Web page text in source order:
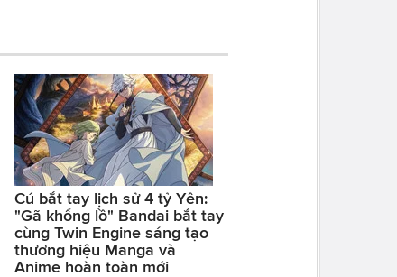
Cú bắt tay lịch sử 4 tỷ Yên:
"Gã khổng lồ" Bandai bắt tay
cùng Twin Engine sáng tạo
thương hiệu Manga và
Anime hoàn toàn mới